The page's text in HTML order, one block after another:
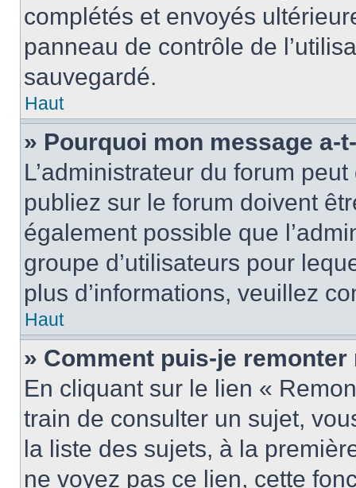
complétés et envoyés
panneau de contrôle de
sauvegardé.
Haut
» Pourquoi mon message a-
L’administrateur du forum
publiez sur le forum doivent
également possible que
groupe d’utilisateurs pour
plus d’informations, veuillez
Haut
» Comment puis-je
En cliquant sur le lien «
train de consulter un sujet,
la liste des sujets, à la
ne voyez pas ce lien, cette